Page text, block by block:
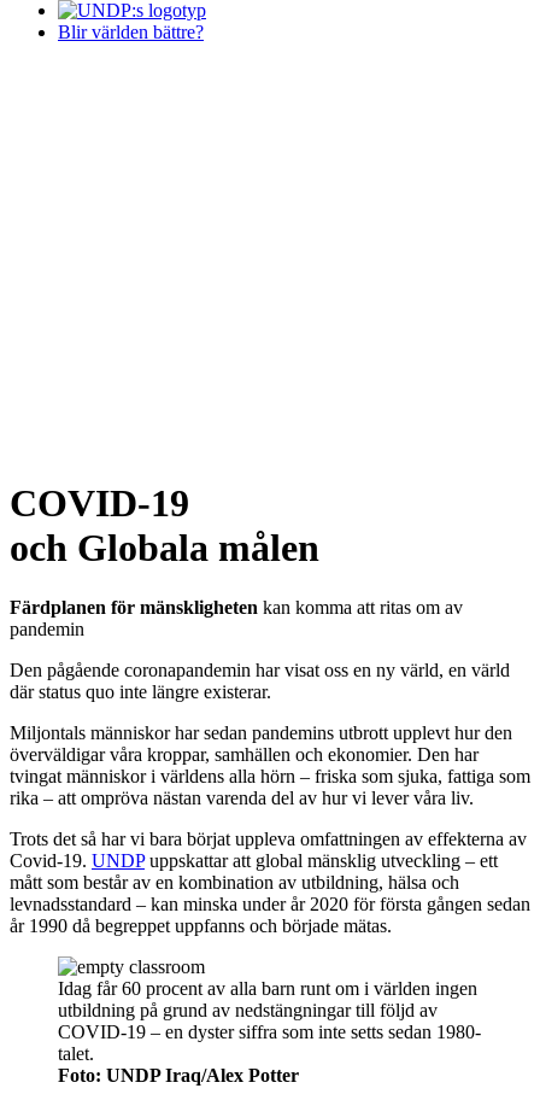
Blir världen bättre?
COVID-19
och Globala målen
Färdplanen för mänskligheten kan komma att ritas om av
pandemin
Den pågående coronapandemin har visat oss en ny värld, en värld
där status quo inte längre existerar.
Miljontals människor har sedan pandemins utbrott upplevt hur den
överväldigar våra kroppar, samhällen och ekonomier. Den har
tvingat människor i världens alla hörn – friska som sjuka, fattiga som
rika – att ompröva nästan varenda del av hur vi lever våra liv.
Trots det så har vi bara börjat uppleva omfattningen av effekterna av
Covid-19. UNDPuppskattar att global mänsklig utveckling – ett
mått som består av en kombination av utbildning, hälsa och
levnadsstandard – kan minska under år 2020 för första gången sedan
år 1990 då begreppet uppfanns och började mätas.
Idag får 60 procent av alla barn runt om i världen ingen
utbildning på grund av nedstängningar till följd av
COVID-19 – en dyster siffra som inte setts sedan 1980-
talet.
Foto: UNDP Iraq/Alex Potter